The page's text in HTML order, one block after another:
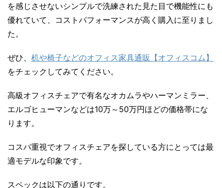
を感じさせないシンプルで洗練された見た目で機能性にも
優れていて、コストパフォーマンスが高く購入に至りまし
た。
ぜひ、 机や椅子などのオフィス家具通販【オフィスコム】
をチェックしてみてください。
高級オフィスチェアで有名なオカムラやハーマンミラー、
エルゴヒューマンなどは10万～50万円ほどの価格帯にな
ります。
コスパ重視でオフィスチェアを探している方にとっては最
適モデルな印象です。
スペックは以下の通りです。